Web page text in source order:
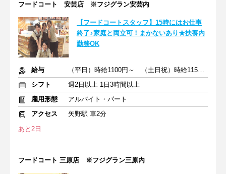
フードコート 安芸店 ※フジグラン安芸内
【フードコートスタッフ】15時にはお仕事
終了♪家庭と両立可！まかないあり★扶養内
勤務OK
給与
（平日）時給1100円～ （土日祝）時給1150円～ ※交通費支給
シフト
週2日以上 1日3時間以上
雇用形態
アルバイト・パート
アクセス
矢野駅 車2分
あと2日
フードコート 三原店 ※フジグラン三原内